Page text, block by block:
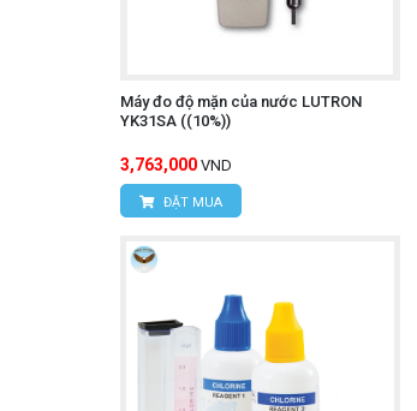
Máy đo độ mặn của nước LUTRON
YK31SA ((10%))
3,763,000 VND
ĐẶT MUA